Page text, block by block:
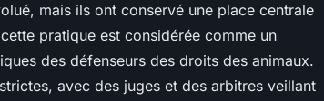
mais ils ont conservé une place centrale
pratique est considérée comme un
des défenseurs des droits des animaux.
avec des juges et des arbitres veillant